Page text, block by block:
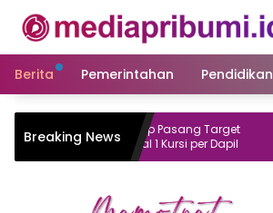
konten
Berita
Pemerintahan Pendidikan
Breaking News
DPD PAN Sumenep Pasang Target
Realistis: Minimal 1 Kursi per Dapil